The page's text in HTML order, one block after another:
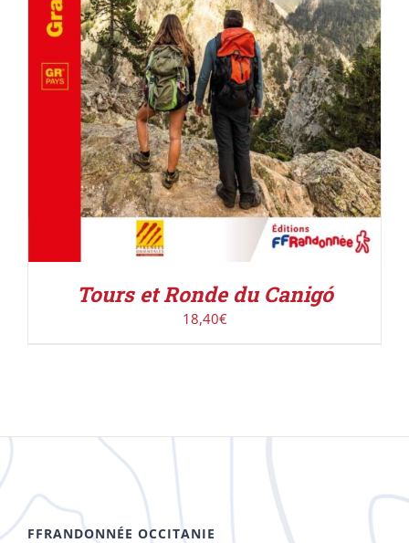
Tours et Ronde du Canigó
18,40€
FFRANDONNÉE OCCITANIE